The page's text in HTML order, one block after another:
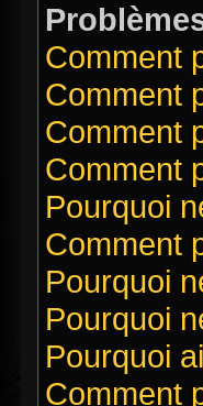
Comment
Comment
Comment
Comment
Pourquoi
Comment
Pourquoi
Pourquoi
Pourquoi
Comment